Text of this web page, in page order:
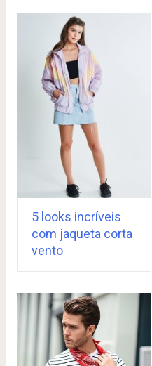
5 looks incríveis
com jaqueta corta
vento